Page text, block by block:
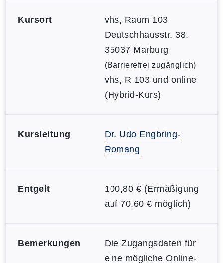
Kursort
vhs, Raum 103
Deutschhausstr. 38,
35037 Marburg
(Barrierefrei zugänglich)
vhs, R 103 und online
(Hybrid-Kurs)
Kursleitung
Dr. Udo Engbring-
Romang
Entgelt
100,80 € (Ermäßigung
auf 70,60 € möglich)
Bemerkungen
Die Zugangsdaten für
eine mögliche Online-